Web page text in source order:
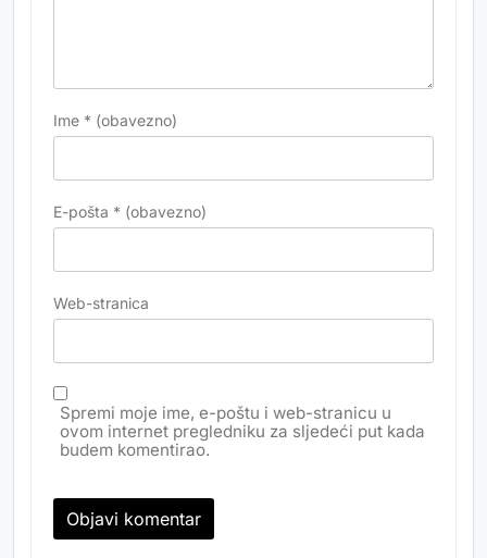
Ime * (obavezno)
E-pošta * (obavezno)
Web-stranica
Spremi moje ime, e-poštu i web-stranicu u
ovom internet pregledniku za sljedeći put kada
budem komentirao.